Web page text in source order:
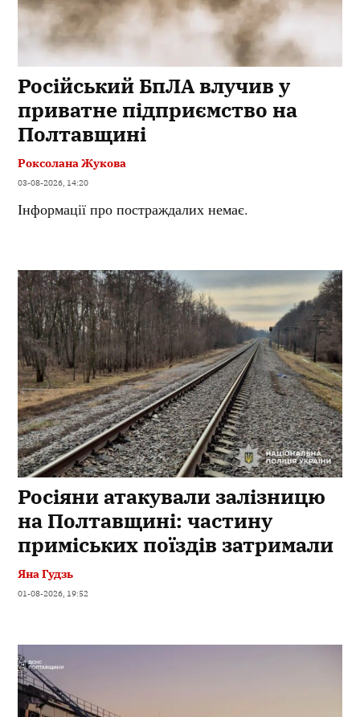
Російський БпЛА влучив у
приватне підприємство на
Полтавщині
Роксолана Жукова
03-08-2026, 14:20
Інформації про постраждалих немає.
Росіяни атакували залізницю
на Полтавщині: частину
приміських поїздів затримали
Яна Гудзь
01-08-2026, 19:52